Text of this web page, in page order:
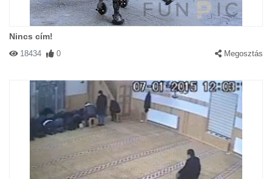
Nincs cím!
18434 0 Megosztás